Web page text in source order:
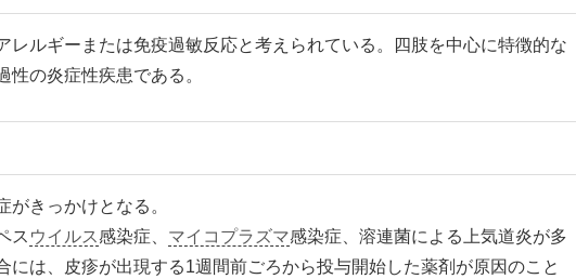
レルギーまたは免疫過敏反応と考えられている。四肢を中心に特徴的な
性の炎症性疾患である。
がきっかけとなる。
ス ウイルス感染症、 マイコプラズマ感染症、溶連菌による上気道炎が多
には、皮疹が出現する1週間前ごろから投与開始した薬剤が原因のこと